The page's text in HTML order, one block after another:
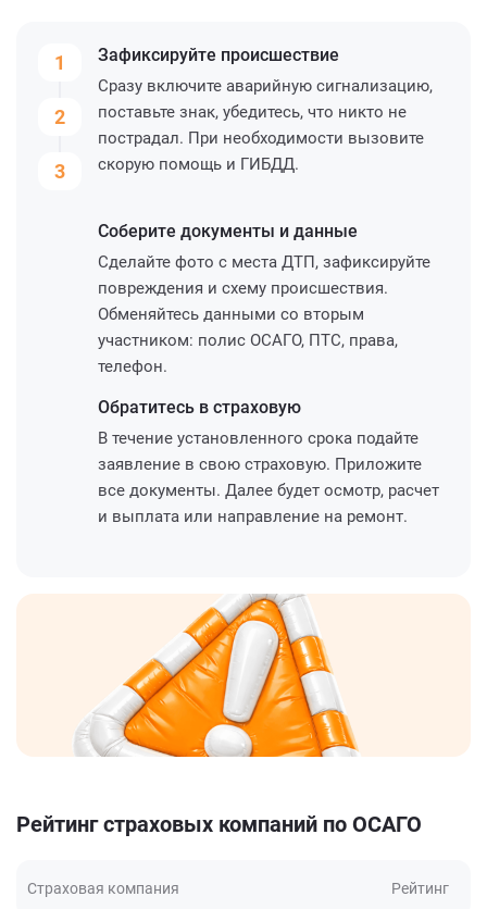
1
2
3
Зафиксируйте происшествие
Сразу включите аварийную сигнализацию,
поставьте знак, убедитесь, что никто не
пострадал. При необходимости вызовите
скорую помощь и ГИБДД.
Соберите документы и данные
Сделайте фото с места ДТП, зафиксируйте
повреждения и схему происшествия.
Обменяйтесь данными со вторым
участником: полис ОСАГО, ПТС, права,
телефон.
Обратитесь в страховую
В течение установленного срока подайте
заявление в свою страховую. Приложите
все документы. Далее будет осмотр, расчет
и выплата или направление на ремонт.
Рейтинг страховых компаний по ОСАГО
Страховая компания Рейтинг